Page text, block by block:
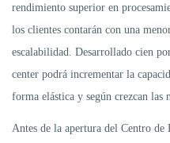
rendimiento superior en
los clientes contarán con una
escalabilidad. Desarrollado cien
center podrá incrementar la
forma elástica y según crezcan las
Antes de la apertura del Centro